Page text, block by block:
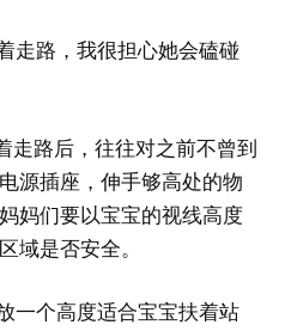
路，我很担心她会磕碰
路后，往往对之前不曾到
源插座，伸手够高处的物
妈们要以宝宝的视线高度
域是否安全。
个高度适合宝宝扶着站